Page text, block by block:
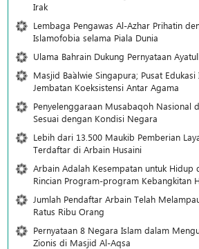
Irak
Lembaga Pengawas Al-Azhar Prihatin
Islamofobia selama Piala Dunia
Ulama Bahrain Dukung Pernyataan
Masjid Ba`alwie Singapura; Pusat
Jembatan Koeksistensi Antar Agama
Penyelenggaraan Musabaqoh Nasional
Sesuai dengan Kondisi Negara
Lebih dari 13.500 Maukib Pemberian
Terdaftar di Arbain Husaini
Arbain Adalah Kesempatan untuk Hidup
Rincian Program-program Kebangkitan
Jumlah Pendaftar Arbain Telah
Ratus Ribu Orang
Pernyataan 8 Negara Islam dalam
Zionis di Masjid Al-Aqsa